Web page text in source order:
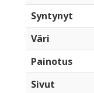
Syntynyt
Väri
Painotus
Sivut